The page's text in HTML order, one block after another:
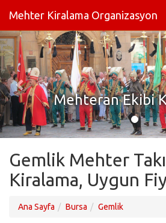
Mehter Kiralama Organizasyon
Mehteran Ekibi
Gemlik Mehter
Kiralama, Uygun
Ana Sayfa Bursa Gemlik